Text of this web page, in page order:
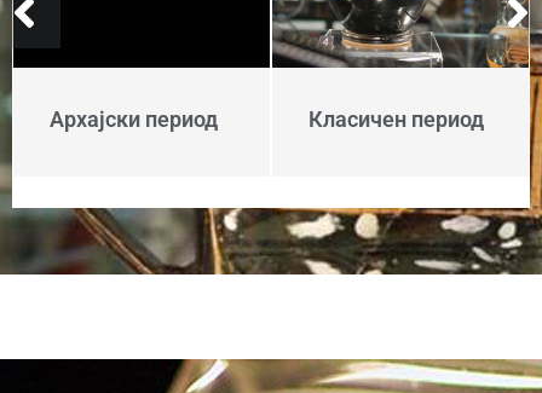
Архајски период Класичен период